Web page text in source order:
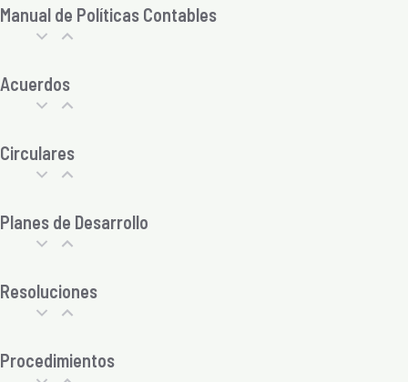
Manual de Políticas Contables
Acuerdos
Circulares
Planes de Desarrollo
Resoluciones
Procedimientos